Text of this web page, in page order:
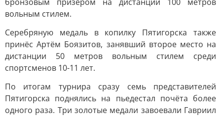
вольным стилем.
Серебряную медаль в копилку Пятигорска также
принёс Артём Боязитов, занявший второе место на
дистанции 50 метров вольным стилем среди
спортсменов 10-11 лет.
По итогам турнира сразу семь представителей
Пятигорска поднялись на пьедестал почёта более
одного раза. Три золотые медали завоевали Гавриил